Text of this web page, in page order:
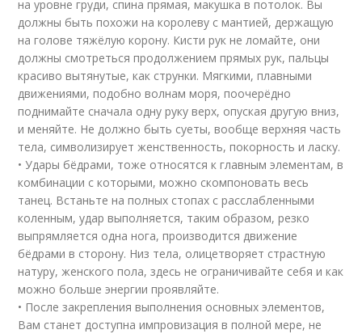
на уровне груди, спина прямая, макушка в потолок. Вы
должны быть похожи на королеву с мантией, держащую
на голове тяжёлую корону. Кисти рук не ломайте, они
должны смотреться продолжением прямых рук, пальцы
красиво вытянутые, как струнки. Мягкими, плавными
движениями, подобно волнам моря, поочерёдно
поднимайте сначала одну руку верх, опуская другую вниз,
и меняйте. Не должно быть суеты, вообще верхняя часть
тела, символизирует женственность, покорность и ласку.
• Удары бёдрами, тоже относятся к главным элементам, в
комбинации с которыми, можно скомпоновать весь
танец. Встаньте на полных стопах с расслабленными
коленным, удар выполняется, таким образом, резко
выпрямляется одна нога, производится движение
бёдрами в сторону. Низ тела, олицетворяет страстную
натуру, женского пола, здесь не ограничивайте себя и как
можно больше энергии проявляйте.
• После закрепления выполнения основных элементов,
Вам станет доступна импровизация в полной мере, не